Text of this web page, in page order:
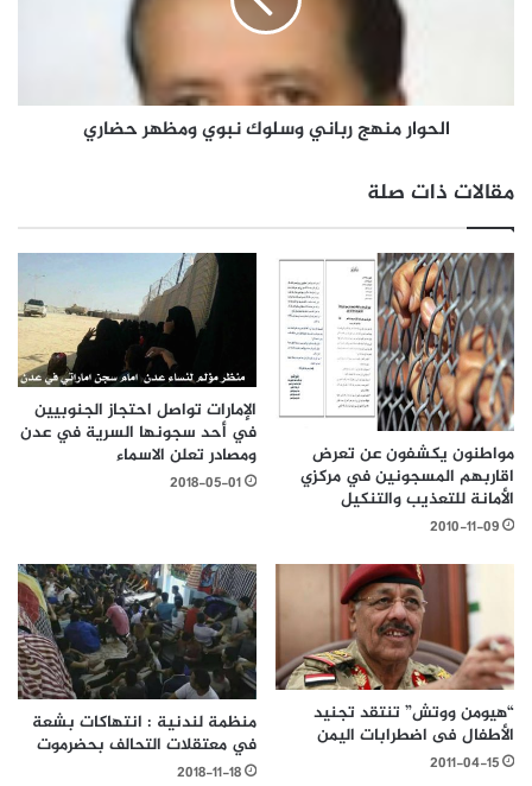
الحوار منهج رباني وسلوك نبوي ومظهر حضاري
مقالات ذات صلة
مواطنون يكشفون عن تعرض
اقاربهم المسجونين في مركزي
الأمانة للتعذيب والتنكيل
2010-11-09
الإمارات تواصل احتجاز الجنوبيين
في أحد سجونها السرية في عدن
ومصادر تعلن الاسماء
2018-05-01
“هيومن ووتش” تنتقد تجنيد
الأطفال فى اضطرابات اليمن
2011-04-15
منظمة لندنية : انتهاكات بشعة
في معتقلات التحالف بحضرموت
2018-11-18